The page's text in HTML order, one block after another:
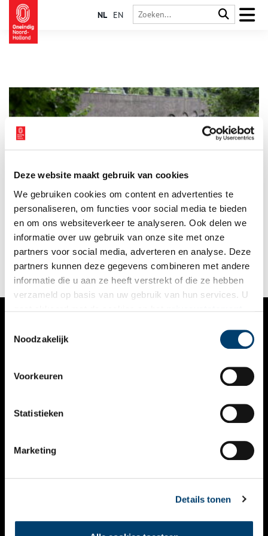
Deze website maakt gebruik van cookies
We gebruiken cookies om content en advertenties te
personaliseren, om functies voor social media te bieden
en om ons websiteverkeer te analyseren. Ook delen we
informatie over uw gebruik van onze site met onze
partners voor social media, adverteren en analyse. Deze
partners kunnen deze gegevens combineren met andere
informatie die u aan ze heeft verstrekt of die ze hebben
verzameld op basis van uw gebruik van hun services. U
Noodzakelijk
Voorkeuren
Statistieken
Marketing
Details tonen
NL EN
Het Fort bij Abcoude is het oudste fort van de Stelling van
Amsterdam. Het fort ligt net buiten de kern van Abcoude en is
onderdeel van het Zuidoostfront van de Stelling.
VERHALEN
KALENDER
THEMA’S
VIDEO’S
CONTACT